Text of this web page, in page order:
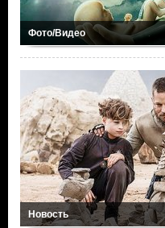
Фото/Видео
Новость